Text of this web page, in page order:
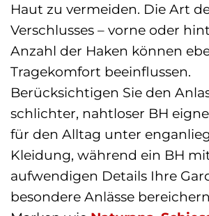
Haut zu vermeiden. Die Art
Verschlusses – vorne oder
Anzahl der Haken können
Tragekomfort beeinflussen.
Berücksichtigen Sie den
schlichter, nahtloser BH
für den Alltag unter
Kleidung, während ein BH
aufwendigen Details Ihre
besondere Anlässe